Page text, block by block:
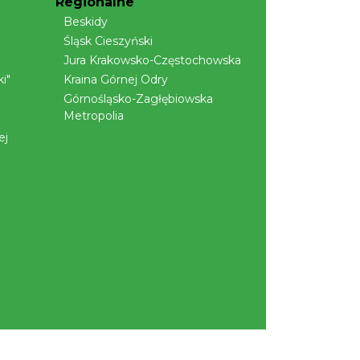
Beskidy
Śląsk Cieszyński
Jura Krakowsko-Częstochowska
Kraina Górnej Odry
Górnośląsko-Zagłębiowska
Metropolia